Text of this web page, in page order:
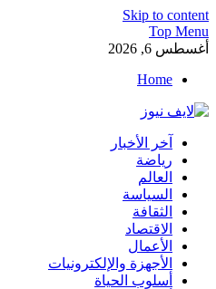
Skip to content
Top Menu
أغسطس 6, 2026
Home
لايف نيوز
آخر الأخبار العاجلة لحظة بلحظة من
آخر الأخبار
رياضة
العالم
السياسة
الثقافة
الاقتصاد
الأعمال
الأجهزة والإلكترونيات
أسلوب الحياة